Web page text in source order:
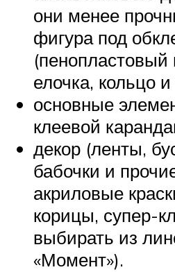
они менее
фигура под
елочка, кольцо и
основные
клеевой
декор (ленты,
бабочки и
акриловые
корицы, супер-
выбирать из
«Момент»).